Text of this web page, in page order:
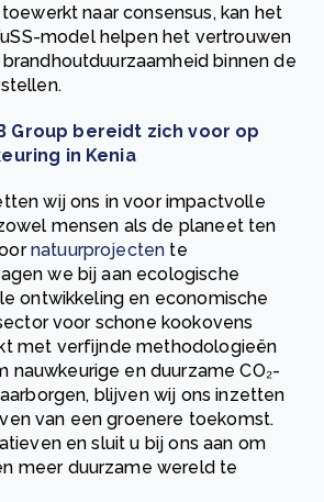
naar consensus, kan het
model helpen het vertrouwen
binnen de
Group bereidt zich voor op
in Kenia
wij ons in voor impactvolle
mensen als de planeet ten
natuurprojecten te
we bij aan ecologische
ontwikkeling en economische
voor schone kookovens
met verfijnde methodologieën
nauwkeurige en duurzame CO₂-
blijven wij ons inzetten
van een groenere toekomst.
en sluit u bij ons aan om
meer duurzame wereld te